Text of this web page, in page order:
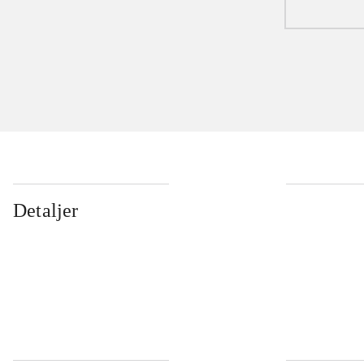
Detaljer